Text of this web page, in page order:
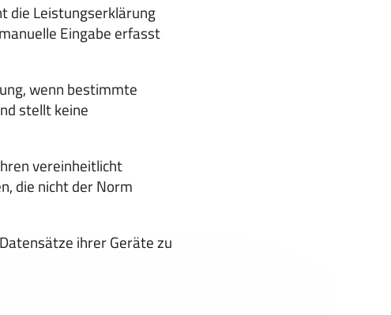
die Leistungserklärung
Eingabe erfasst
wenn bestimmte
stellt keine
vereinheitlicht
die nicht der Norm
ihrer Geräte zu